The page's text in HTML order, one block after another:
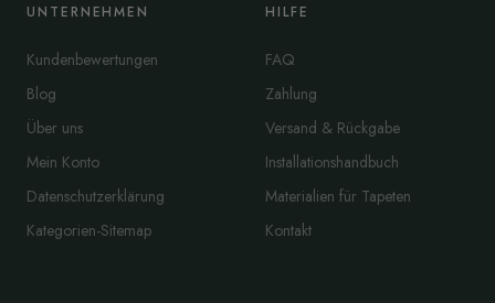
UNTERNEHMEN
Kundenbewertungen
Blog
Über uns
Mein Konto
Datenschutzerklärung
Kategorien-Sitemap
HILFE
FAQ
Zahlung
Versand & Rückgabe
Installationshandbuch
Materialien für Tapeten
Kontakt